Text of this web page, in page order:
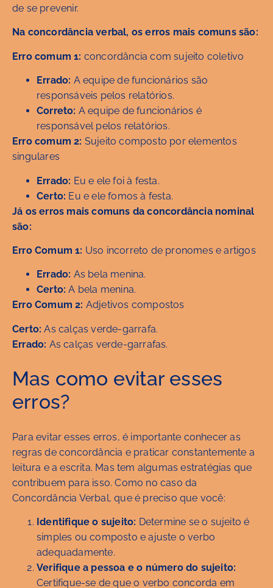
de se prevenir.
Na concordância verbal, os erros mais comuns são:
Erro comum 1: concordância com sujeito coletivo
Errado: A equipe de funcionários são
responsáveis pelos relatórios.
Correto: A equipe de funcionários é
responsável pelos relatórios.
Erro comum 2: Sujeito composto por elementos
singulares
Errado: Eu e ele foi à festa.
Certo: Eu e ele fomos à festa.
Já os erros mais comuns da concordância nominal
são:
Erro Comum 1: Uso incorreto de pronomes e artigos
Errado: As bela menina.
Certo: A bela menina.
Erro Comum 2: Adjetivos compostos
Certo: As calças verde-garrafa.
Errado: As calças verde-garrafas.
Mas como evitar esses
erros?
Para evitar esses erros, é importante conhecer as
regras de concordância e praticar constantemente a
leitura e a escrita. Mas tem algumas estratégias que
contribuem para isso. Como no caso da
Concordância Verbal, que é preciso que você:
Identifique o sujeito: Determine se o sujeito é
simples ou composto e ajuste o verbo
adequadamente.
Verifique a pessoa e o número do sujeito:
Certifique-se de que o verbo concorda em